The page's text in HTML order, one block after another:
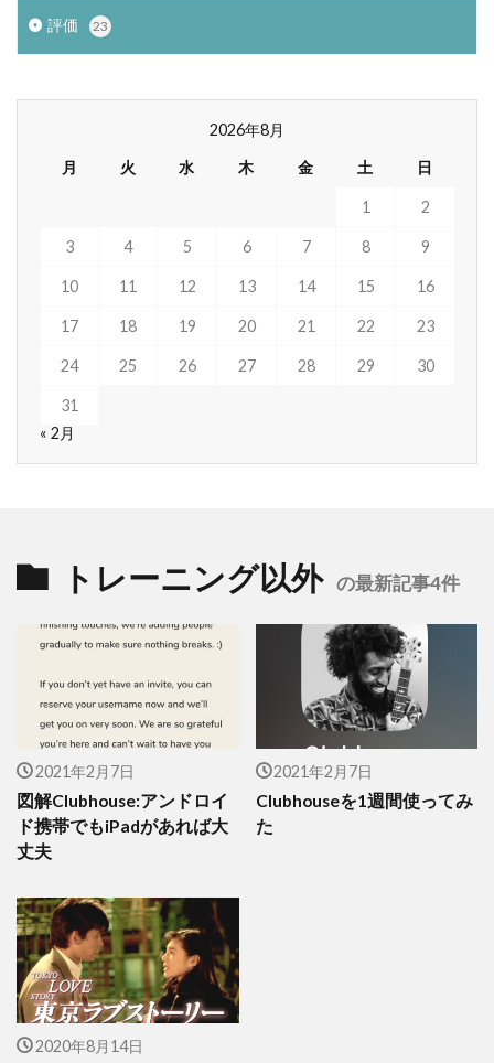
評価 23
2026年8月
月
火 水 木 金 土 日
1 2
3 4 5 6 7 8 9
10 11 12 13 14 15 16
17 18 19 20 21 22 23
24 25 26 27 28 29 30
31
« 2月
トレーニング以外 の最新記事4件
2021年2月7日
図解Clubhouse:アンドロイ
ド携帯でもiPadがあれば大
丈夫
2021年2月7日
Clubhouseを1週間使ってみ
た
2020年8月14日